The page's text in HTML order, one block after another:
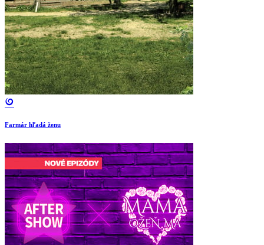
Farmár hľadá ženu